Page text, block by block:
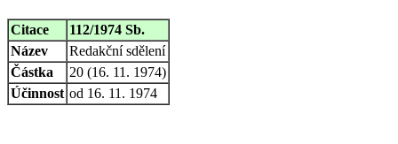
Citace
112/1974 Sb.
Název
Redakční sdělení
Částka
20 (16. 11. 1974)
Účinnost od 16. 11. 1974